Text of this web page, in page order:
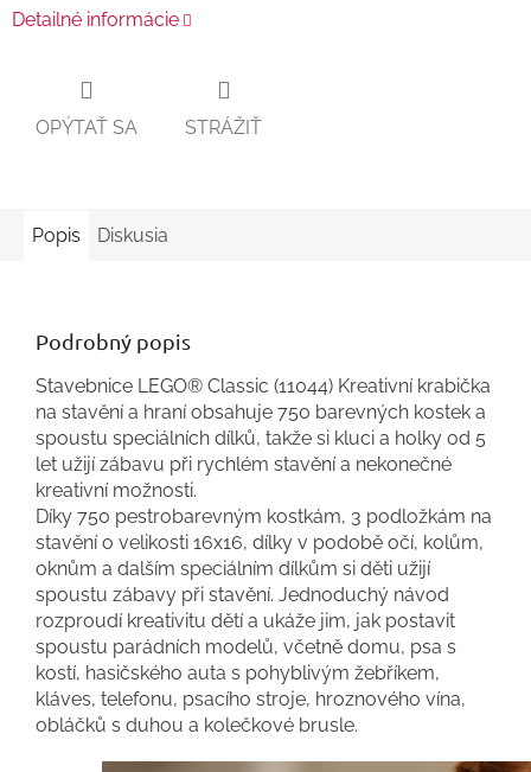
Detailné informácie
OPÝTAŤ SA STRÁŽIŤ
Popis Diskusia
Podrobný popis
Stavebnice LEGO® Classic (11044) Kreativní krabička
na stavění a hraní obsahuje 750 barevných kostek a
spoustu speciálních dílků, takže si kluci a holky od 5
let užijí zábavu při rychlém stavění a nekonečné
kreativní možnosti.
Díky 750 pestrobarevným kostkám, 3 podložkám na
stavění o velikosti 16x16, dílky v podobě očí, kolům,
oknům a dalším speciálním dílkům si děti užijí
spoustu zábavy při stavění. Jednoduchý návod
rozproudí kreativitu dětí a ukáže jim, jak postavit
spoustu parádních modelů, včetně domu, psa s
kostí, hasičského auta s pohyblivým žebříkem,
kláves, telefonu, psacího stroje, hroznového vína,
obláčků s duhou a kolečkové brusle.